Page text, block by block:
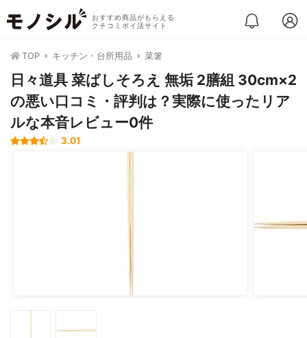
おすすめ商品がもらえる
クチコミポイ活サイト
TOP キッチン・台所用品 菜箸
日々道具 菜ばしそろえ 無垢 2膳組 30cm×2
の悪い口コミ・評判は？実際に使ったリア
ルな本音レビュー0件
3.01